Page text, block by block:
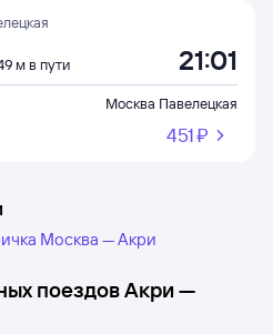
м в пути 21:01
Москва Павелецкая
451 ⁠₽
Москва — Акри
поездовАкри—